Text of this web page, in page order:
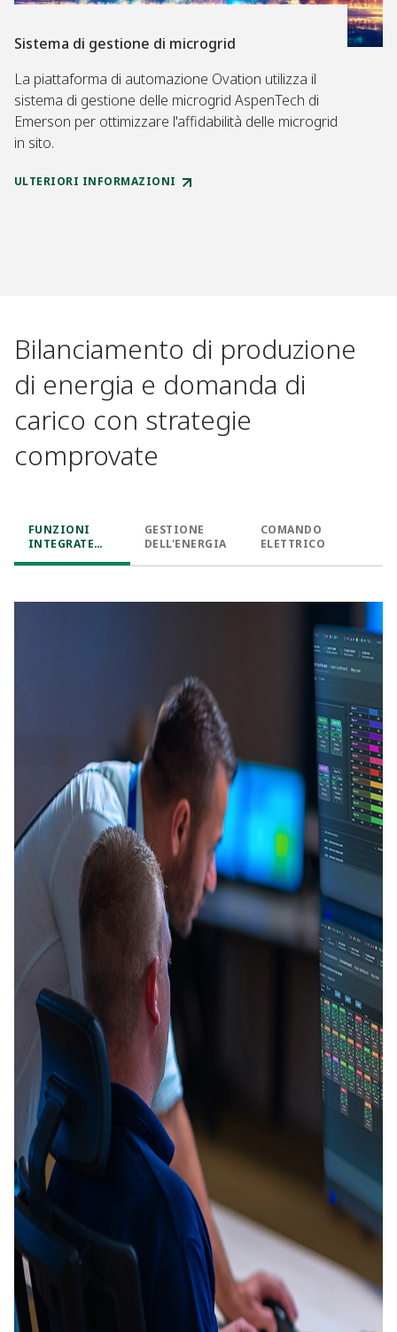
Sistema di gestione di microgrid
La piattaforma di automazione Ovation utilizza il
sistema di gestione delle microgrid AspenTech di
Emerson per ottimizzare l'affidabilità delle microgrid
in sito.
ULTERIORI INFORMAZIONI
Bilanciamento di produzione
di energia e domanda di
carico con strategie
comprovate
FUNZIONI
INTEGRATE
GESTIONE
DELL'ENERGIA
COMANDO
ELETTRICO